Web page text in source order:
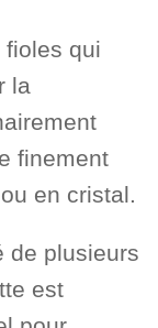
fioles qui
la
finement
en cristal.
de plusieurs
est